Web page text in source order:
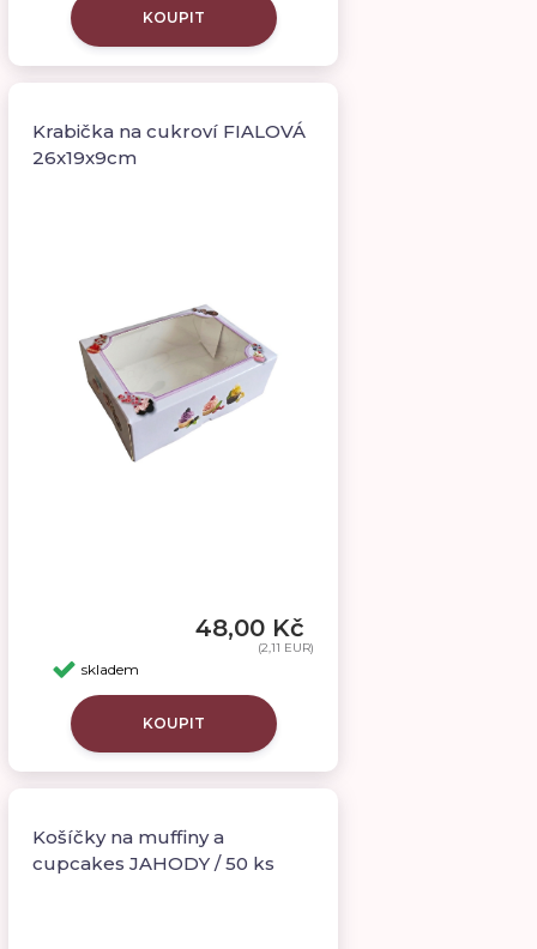
KOUPIT
Krabička na cukroví FIALOVÁ
26x19x9cm
48,00 Kč
(2,11 EUR)
skladem
KOUPIT
Košíčky na muffiny a
cupcakes JAHODY / 50 ks